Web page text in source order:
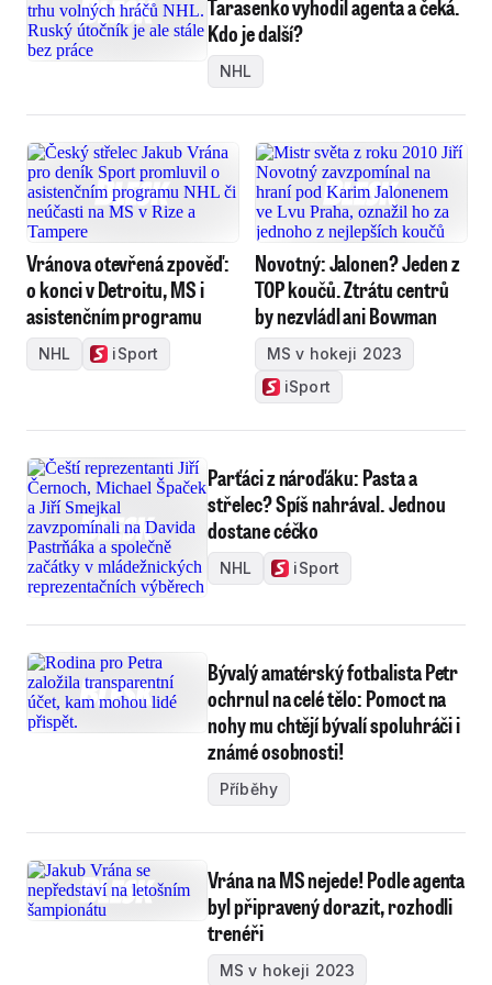
Tarasenko vyhodil agenta a čeká.
Kdo je další?
NHL
Vránova otevřená zpověď:
o konci v Detroitu, MS i
asistenčním programu
NHL iSport
Novotný: Jalonen? Jeden z
TOP koučů. Ztrátu centrů
by nezvládl ani Bowman
MS v hokeji 2023
iSport
Parťáci z nároďáku: Pasta a
střelec? Spíš nahrával. Jednou
dostane céčko
NHL iSport
Bývalý amatérský fotbalista Petr
ochrnul na celé tělo: Pomoct na
nohy mu chtějí bývalí spoluhráči i
známé osobnosti!
Příběhy
Vrána na MS nejede! Podle agenta
byl připravený dorazit, rozhodli
trenéři
MS v hokeji 2023